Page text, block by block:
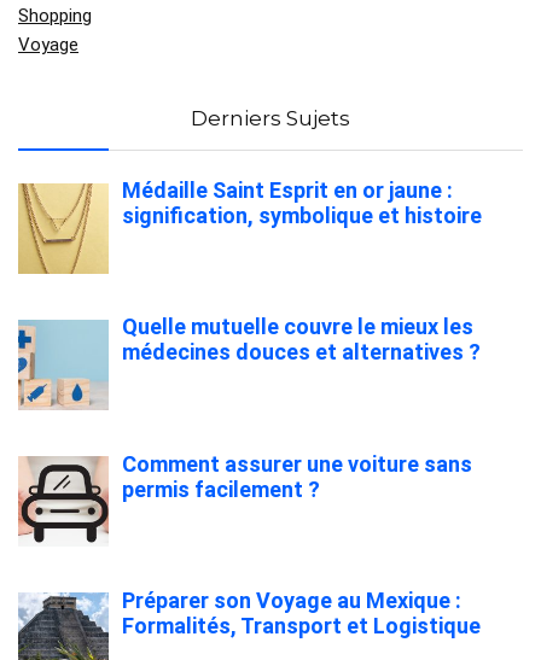
Shopping
Voyage
Derniers Sujets
Médaille Saint Esprit en or jaune :
signification, symbolique et histoire
Quelle mutuelle couvre le mieux les
médecines douces et alternatives ?
Comment assurer une voiture sans
permis facilement ?
Préparer son Voyage au Mexique :
Formalités, Transport et Logistique